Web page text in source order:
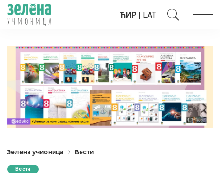
ЋИР | LAT
Зелена учионица Вести
Вести